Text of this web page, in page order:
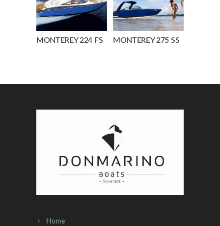
MONTEREY 224 FS MONTEREY 275 SS
Home